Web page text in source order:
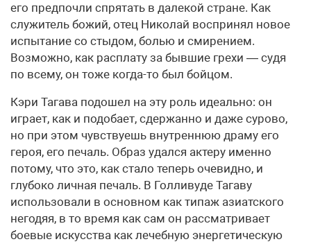
его предпочли спрятать в далекой стране. Как
служитель божий, отец Николай воспринял новое
испытание со стыдом, болью и смирением.
Возможно, как расплату за бывшие грехи — судя
по всему, он тоже когда-то был бойцом.
Кэри Тагава подошел на эту роль идеально: он
играет, как и подобает, сдержанно и даже сурово,
но при этом чувствуешь внутреннюю драму его
героя, его печаль. Образ удался актеру именно
потому, что это, как стало теперь очевидно, и
глубоко личная печаль. В Голливуде Тагаву
использовали в основном как типаж азиатского
негодяя, в то время как сам он рассматривает
боевые искусства как лечебную энергетическую